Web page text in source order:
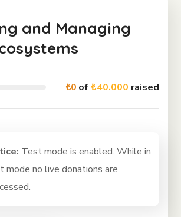
and Managing
₺0of ₺40.000 raised
Test mode is enabled. While in
mode no live donations are